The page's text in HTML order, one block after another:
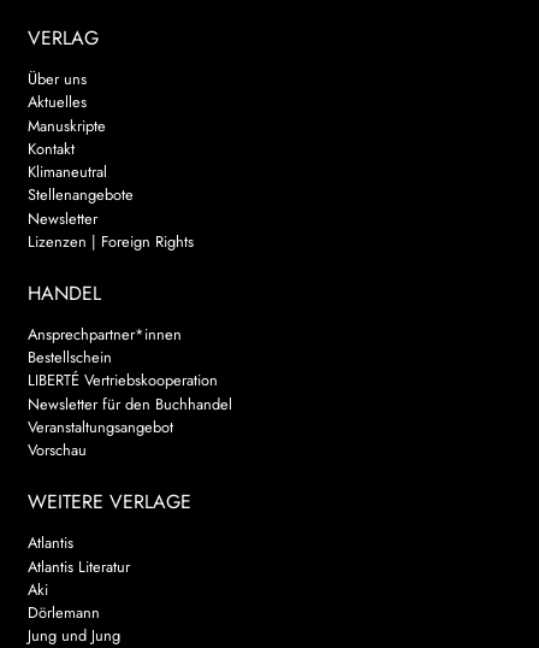
VERLAG
Über uns
Aktuelles
Manuskripte
Kontakt
Klimaneutral
Stellenangebote
Newsletter
Lizenzen | Foreign Rights
HANDEL
Ansprechpartner*innen
Bestellschein
LIBERTÉ Vertriebskooperation
Newsletter für den Buchhandel
Veranstaltungsangebot
Vorschau
WEITERE VERLAGE
Atlantis
Atlantis Literatur
Aki
Dörlemann
Jung und Jung